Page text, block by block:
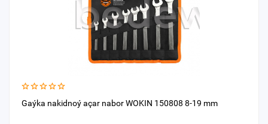
Gaýka nakidnoý açar nabor WOKIN 150808 8-19 mm